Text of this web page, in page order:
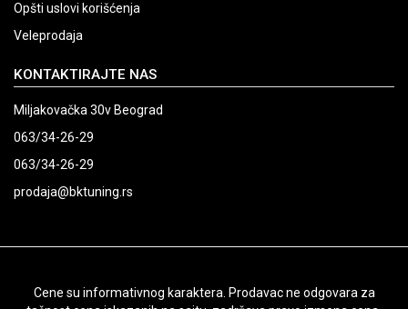
Opšti uslovi korišćenja
Veleprodaja
KONTAKTIRAJTE NAS
Miljakovačka 30v Beograd
063/34-26-29
063/34-26-29
prodaja@bktuning.rs
Cene su informativnog karaktera. Prodavac ne odgovara za